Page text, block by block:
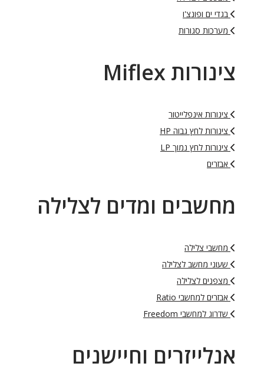
בגדי ים ופונצ'ו
מערכות סגורות
צינורות Miflex
צינורות אינפלייטור
צינורות לחץ גבוה HP
צינורות לחץ נמוך LP
אבזרים
מחשבים ומדים לצלילה
מחשבי צלילה
שעוני מחשב לצלילה
מצפנים לצלילה
אבזרים למחשבי Ratio
שדרוג למחשבי Freedom
אנלייזרים וחיישנים